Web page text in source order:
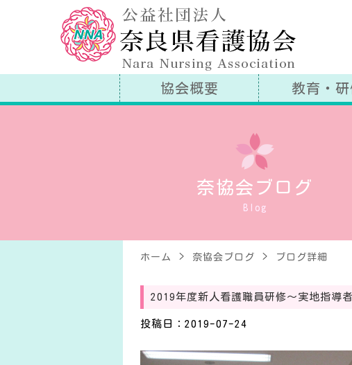
協会概要 教育・研
奈協会ブログ
Blog
ホーム 奈協会ブログ ブログ詳細
2019年度新人看護職員研修～実地指導
投稿日：2019-07-24